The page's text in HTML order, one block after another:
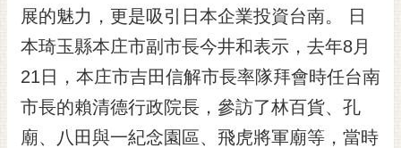
展的魅力，更是吸引日本企業投資台南。 日
本琦玉縣本庄市副市長今井和表示，去年8月
21日，本庄市吉田信解市長率隊拜會時任台南
市長的賴清德行政院長，參訪了林百貨、孔
廟、八田與一紀念園區、飛虎將軍廟等，當時